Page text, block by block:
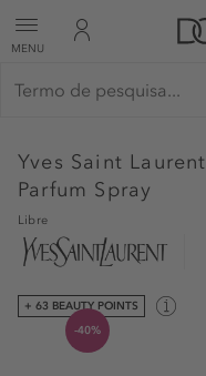
MENU
Yves Saint Laurent
Parfum Spray
Libre
+ 63 BEAUTY POINTS
-40%